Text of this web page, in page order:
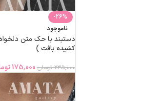
-26%
ناموجود
دستبند با حک متن
کشیده بافت )
235,000 تومان175,000